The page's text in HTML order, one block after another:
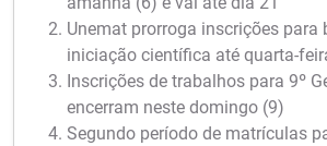
Unemat prorroga inscrições para
iniciação científica até quarta-
Inscrições de trabalhos para 9º
encerram neste domingo (9)
Segundo período de matrículas